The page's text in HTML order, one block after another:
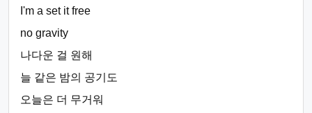
I'm a set it free
no gravity
나다운 걸 원해
늘 같은 밤의 공기도
오늘은 더 무거워